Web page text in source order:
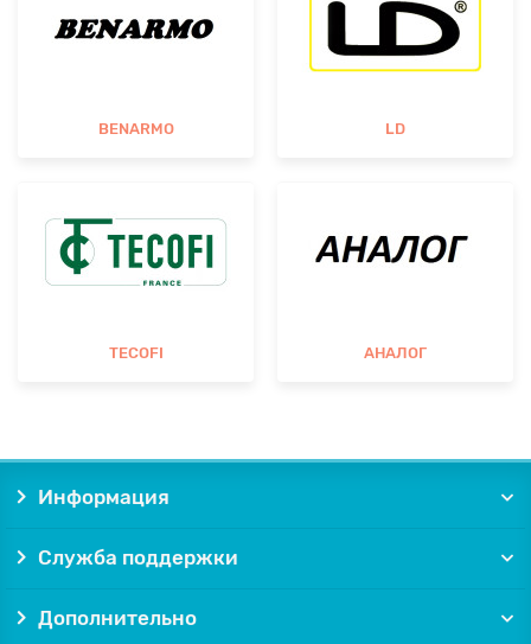
BENARMO LD
TECOFI АНАЛОГ
Информация
Служба поддержки
Дополнительно